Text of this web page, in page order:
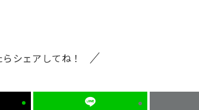
シェアしてね！